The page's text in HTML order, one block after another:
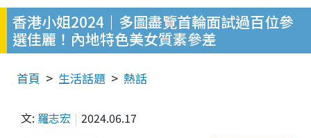
香港小姐2024｜多圖盡覽首輪面試過百位參
選佳麗！內地特色美女質素參差
首頁 生活話題 熱話
文: 羅志宏 2024.06.17